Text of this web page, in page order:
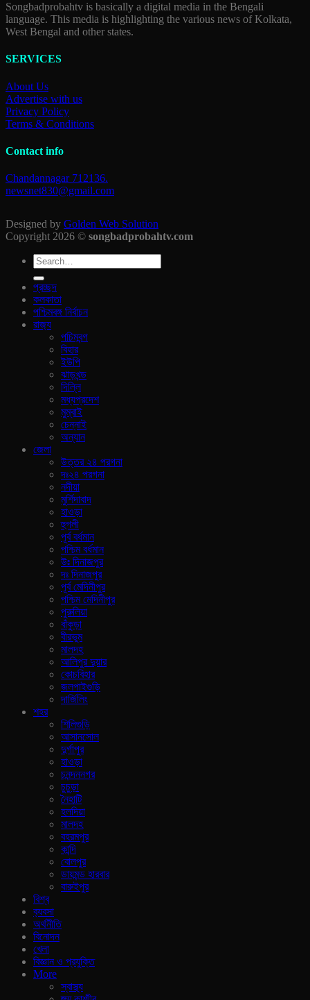
Songbadprobahtv is basically a digital media in the Bengali
language. This media is highlighting the various news of Kolkata,
West Bengal and other states.
SERVICES
About Us
Advertise with us
Privacy Policy
Terms & Conditions
Contact info
Chandannagar 712136.
newsnet830@gmail.com
Designed by Golden Web Solution
Copyright 2026 © songbadprobahtv.com
প্রচ্ছদ
কলকাতা
পশ্চিমবঙ্গ নির্বাচন
রাজ‍্য
পচিমবন্গ
বিহার
ইউপি
ঝাড়খন্ড
দিল্লি
মধ্যপ্রদেশ
মুম্বাই
চেন্নাই
অন্যান
জেলা
উত্তর ২৪ পরগনা
দঃ২৪ পরগনা
নদীয়া
মুর্শিদাবাদ
হাওড়া
হুগলী
পূর্ব বর্ধমান
পশ্চিম বর্ধমান
উঃ দিনাজপুর
দঃ দিনাজপুর
পূর্ব মেদিনীপুর
পশ্চিম মেদিনীপুর
পুরুলিয়া
বাঁকুড়া
বীরভুম
মালদহ
আলিপুর দুয়ার
কোচবিহার
জলপাইগুড়ি
দার্জিলিং
শহর
শিলিগুড়ি
আসানসোল
দুর্গাপুর
হাওড়া
চনন্দননগর
চুচুড়া
নৈহাটি
হলদিয়া
মালদহ
বহরমপুর
কান্দি
বোলপুর
ডায়মন্ড হারবার
বারুইপুর
বিশ্ব
ব‍্যবসা
অর্থনীতি
বিনোদন
খেলা
বিজ্ঞান ও প্রযুক্তি
More
স্বাস্থ্য